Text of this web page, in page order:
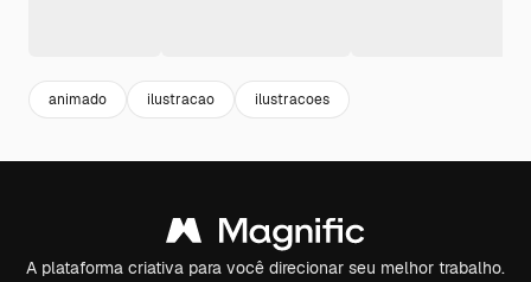
animado ilustracao ilustracoes
A plataforma criativa para você direcionar seu melhor trabalho.